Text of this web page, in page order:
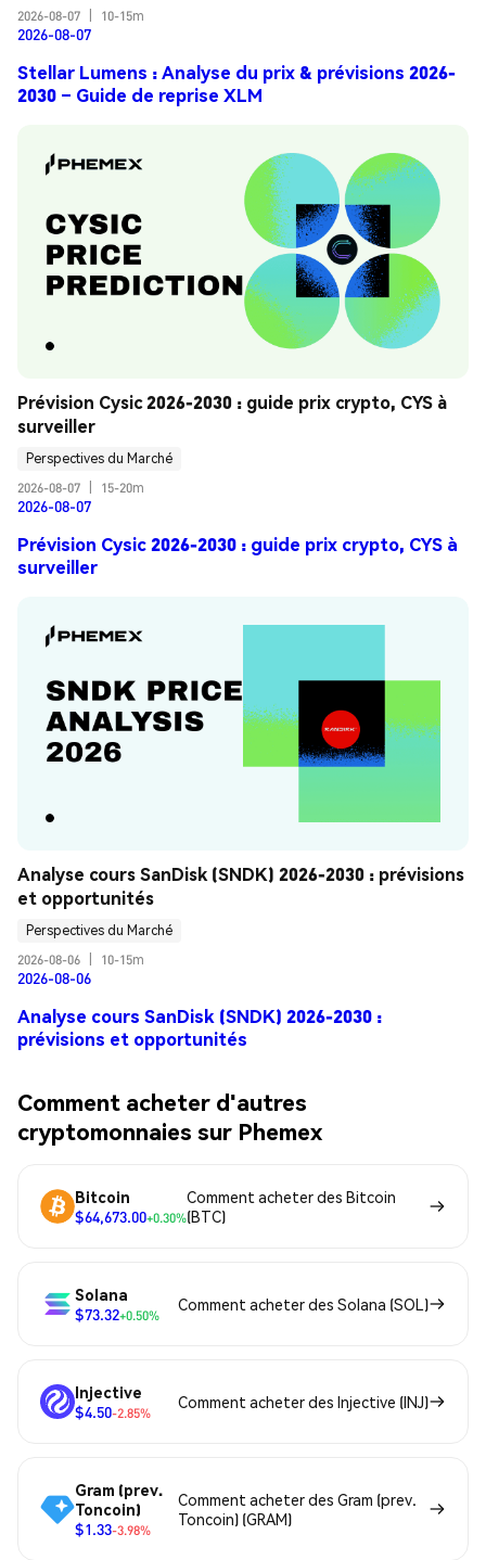
2026-08-07
10-15m
2026-08-07
Stellar Lumens : Analyse du prix & prévisions 2026-
2030 – Guide de reprise XLM
Prévision Cysic 2026-2030 : guide prix crypto, CYS à
surveiller
Perspectives du Marché
2026-08-07
15-20m
2026-08-07
Prévision Cysic 2026-2030 : guide prix crypto, CYS à
surveiller
Analyse cours SanDisk (SNDK) 2026-2030 : prévisions
et opportunités
Perspectives du Marché
2026-08-06
10-15m
2026-08-06
Analyse cours SanDisk (SNDK) 2026-2030 :
prévisions et opportunités
Comment acheter d'autres
cryptomonnaies sur Phemex
Bitcoin
$64,673.00+0.30%
Comment acheter des Bitcoin
(BTC)
Solana
$73.32+0.50%
Comment acheter des Solana (SOL)
Injective
$4.50-2.85%
Comment acheter des Injective (INJ)
Gram (prev.
Toncoin)
$1.33-3.98%
Comment acheter des Gram (prev.
Toncoin) (GRAM)